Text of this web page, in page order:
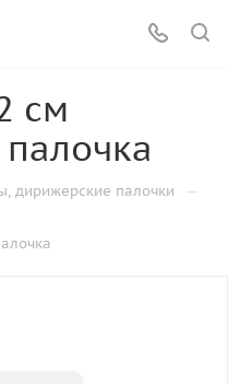
см
дирижерские палочки —